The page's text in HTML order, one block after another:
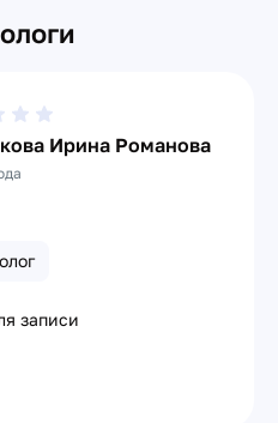
Ирина Романова
записи